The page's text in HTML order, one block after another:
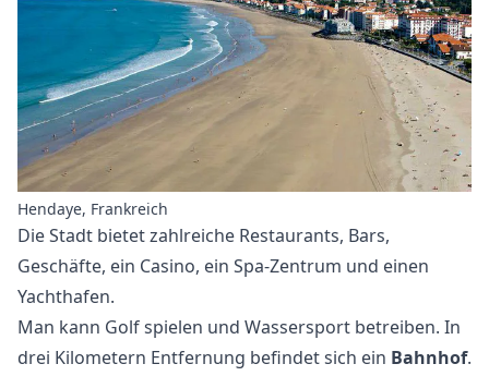
Hendaye, Frankreich
Die Stadt bietet zahlreiche Restaurants, Bars,
Geschäfte, ein Casino, ein Spa-Zentrum und einen
Yachthafen.
Man kann Golf spielen und Wassersport betreiben. In
drei Kilometern Entfernung befindet sich ein Bahnhof.